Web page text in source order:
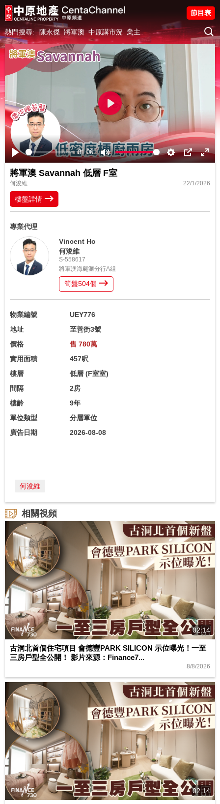
熱門搜尋: 陳永傑 將軍澳 中原講市況 業主
節目表
Play
01:06
Mute Settings
PIP
Play
將軍澳 Savannah 低層 F室
何浚維 22/1/2026
樓盤詳情
專業代理
Vincent Ho
何浚維
S-558617
將軍澳海翩滙分行A組
筍盤504個
物業編號
UEY776
地址
至善街3號
價格
售 780萬
實用面積
457呎
樓層
低層 (F室室)
間隔
2房
樓齡
9年
單位類型
分層單位
廣告日期
2026-08-08
何浚維
相關視頻
02:14
古洞北首個住宅項目 會德豐PARK SILICON 示位曝光！一至
三房戶型全公開！ 影片來源：Finance7...
8/8/2026
02:14